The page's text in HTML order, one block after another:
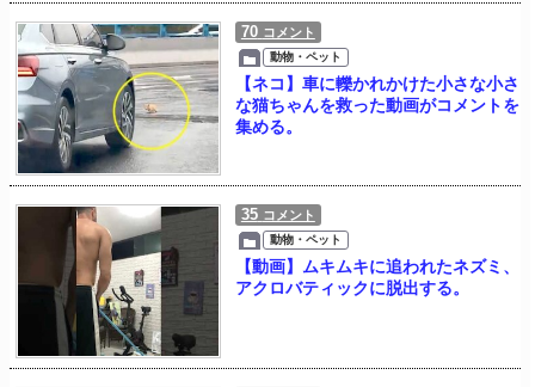
70 コメント
動物・ペット
【ネコ】車に轢かれかけた小さな小さ
な猫ちゃんを救った動画がコメントを
集める。
35 コメント
動物・ペット
【動画】ムキムキに追われたネズミ、
アクロバティックに脱出する。